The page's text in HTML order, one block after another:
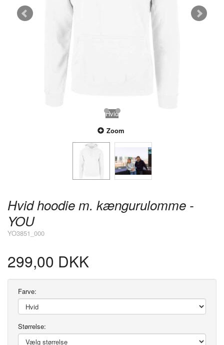
Hvid
Zoom
Hvid hoodie m. kængurulomme -
YOU
YO3851_000
299,00 DKK
Farve:
Størrelse: